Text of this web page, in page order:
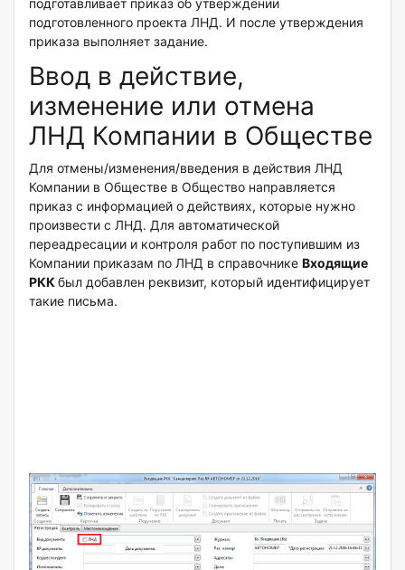
подготовленного проекта ЛНД. И после утверждения
приказа выполняет задание.
Ввод в действие,
изменение или отмена
ЛНД Компании в Обществе
Для отмены/изменения/введения в действия ЛНД
Компании в Обществе в Общество направляется
приказ с информацией о действиях, которые нужно
произвести с ЛНД. Для автоматической
переадресации и контроля работ по поступившим из
Компании приказам по ЛНД в справочнике Входящие
РКК был добавлен реквизит, который идентифицирует
такие письма.